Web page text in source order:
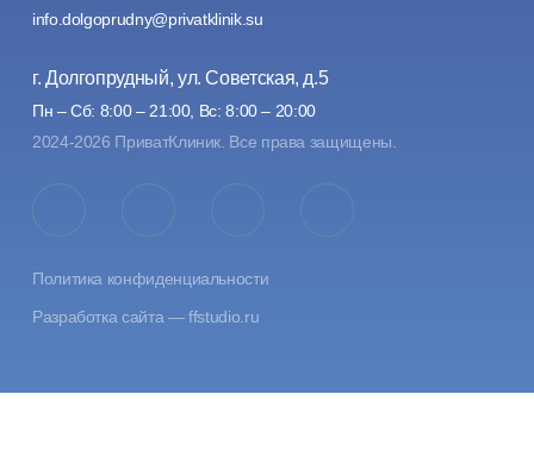
info.dolgoprudny@privatklinik.su
г. Долгопрудный, ул. Советская, д.5
Пн – Сб: 8:00 – 21:00, Вс: 8:00 – 20:00
2024-2026 ПриватКлиник. Все права защищены.
Политика конфиденциальности
Разработка сайта —ffstudio.ru